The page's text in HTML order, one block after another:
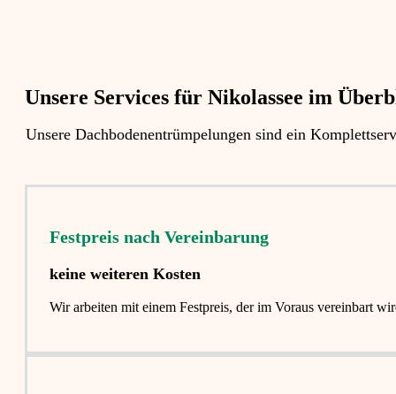
Unsere Services für Nikolassee im
Unsere Dachbodenentrümpelungen sind ein
Festpreis nach Vereinbarung
keine weiteren Kosten
Wir arbeiten mit einem Festpreis, der im Voraus vereinbart